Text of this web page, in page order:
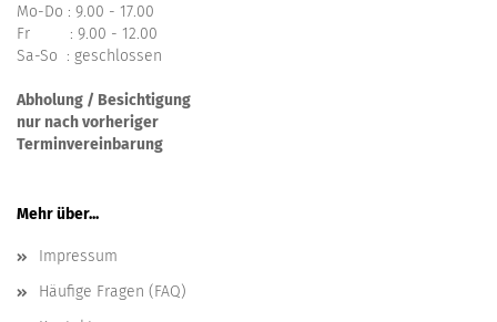
Mo-Do : 9.00 - 17.00
Fr : 9.00 - 12.00
Sa-So : geschlossen
Abholung / Besichtigung
nur nach vorheriger
Terminvereinbarung
Mehr über...
Impressum
Häufige Fragen (FAQ)